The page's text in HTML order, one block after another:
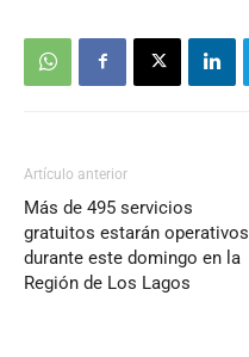
Artículo anterior
Más de 495 servicios
gratuitos estarán operativos
durante este domingo en la
Región de Los Lagos